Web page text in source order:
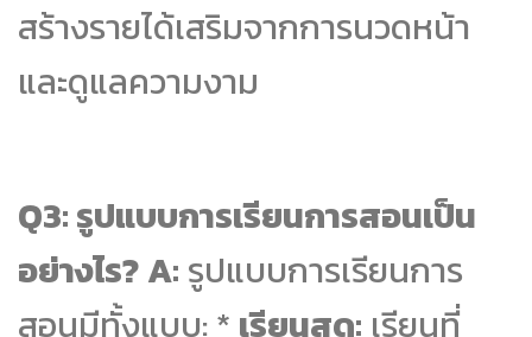
สร้างรายได้เสริมจากการนวดหน้า
และดูแลความงาม
Q3: รูปแบบการเรียนการสอนเป็น
อย่างไร?A: รูปแบบการเรียนการ
สอนมีทั้งแบบ: * เรียนสด: เรียนที่